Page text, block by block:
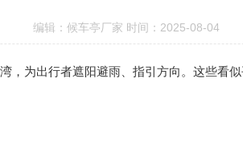
编辑：候车亭厂家 时间：2025-08-04
为出行者遮阳避雨、指引方向。这些看似